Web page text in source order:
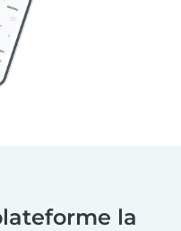
la